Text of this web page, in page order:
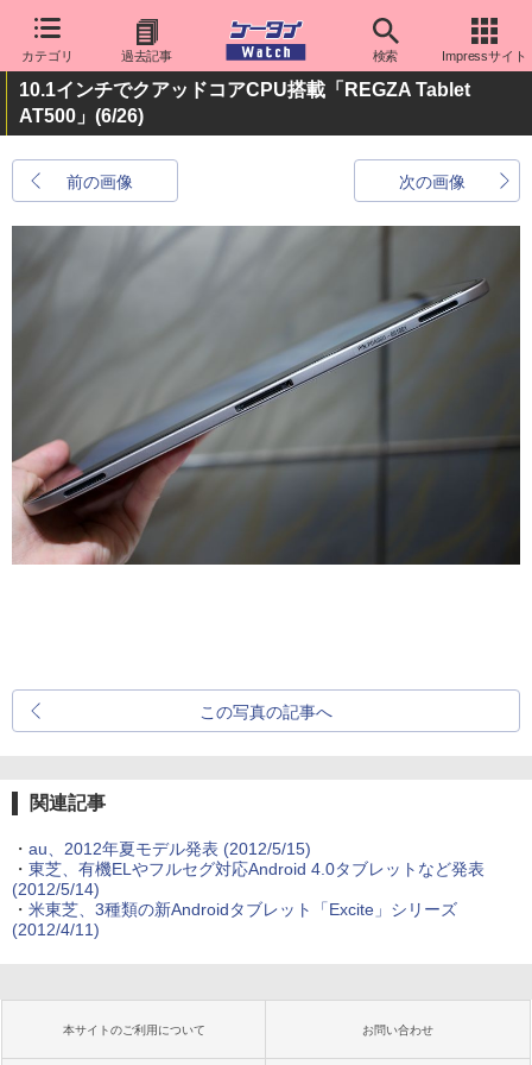
カテゴリ 過去記事 検索 Impressサイト
10.1インチでクアッドコアCPU搭載「REGZA Tablet
AT500」 (6/26)
前の画像 次の画像
この写真の記事へ
関連記事
・ au、2012年夏モデル発表 (2012/5/15)
・ 東芝、有機ELやフルセグ対応Android 4.0タブレットなど発表
(2012/5/14)
・ 米東芝、3種類の新Androidタブレット「Excite」シリーズ
(2012/4/11)
本サイトのご利用について お問い合わせ